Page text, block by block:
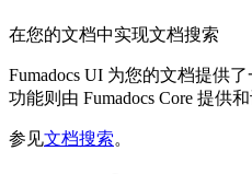
在您的文档中实现文档搜索
Fumadocs UI 为您的文档提供
功能则由 Fumadocs Core 提供和
参见文档搜索。